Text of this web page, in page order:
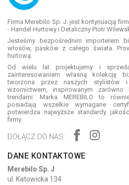
Firma Merebilo Sp. J. jest kontynuacją
- Handel Hurtowy i Detaliczny Piotr
Jesteśmy bezpośrednim importerem
włosów, pasków z całego świata.
hurtową.
Od wielu lat projektujemy i
zainteresowaniem własną kolekcję
tworzona przez naszych stylistów i
wzornictwem, inspirowanym
trendami. Marka MEREBILO to
posiadają wszelkie wymagane
potwierdza najwyższe standardy
firmy.
DOŁĄCZ DO NAS:
DANE KONTAKTOWE
Merebilo Sp. J
ul. Katowicka 134